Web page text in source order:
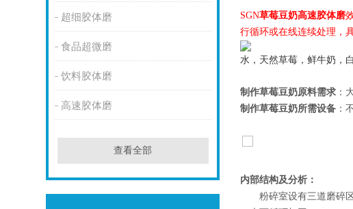
超细胶体磨
食品超微磨
饮料胶体磨
高速胶体磨
查看全部
SGN草莓豆奶高速胶体磨
行循环或在线连续处理，
水，天然草莓，鲜牛奶，
制作草莓豆奶原料需求 ：
制作草莓豆奶所需设备 ：
内部结构及分析：
粉碎室设有三道磨碎